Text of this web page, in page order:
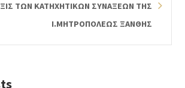
ΤΩΝ ΚΑΤΗΧΗΤΙΚΩΝ ΣΥΝΑΞΕΩΝ ΤΗΣ
Ι.ΜΗΤΡΟΠΟΛΕΩΣ ΞΑΝΘΗΣ